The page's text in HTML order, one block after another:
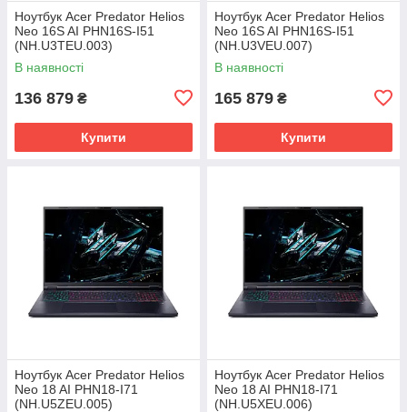
Ноутбук Acer Predator Helios
Neo 16S AI PHN16S-I51
(NH.U3TEU.003)
В наявності
136 879 ₴
Купити
Ноутбук Acer Predator Helios
Neo 16S AI PHN16S-I51
(NH.U3VEU.007)
В наявності
165 879 ₴
Купити
Ноутбук Acer Predator Helios
Neo 18 AI PHN18-I71
(NH.U5ZEU.005)
Ноутбук Acer Predator Helios
Neo 18 AI PHN18-I71
(NH.U5XEU.006)